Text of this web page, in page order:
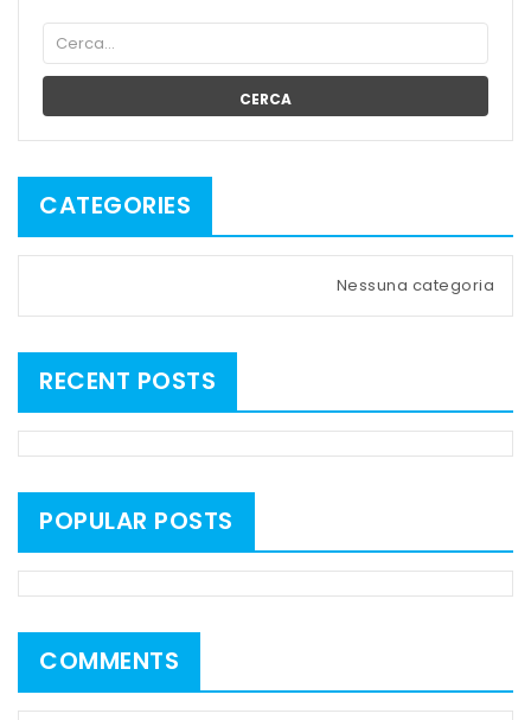
CERCA
CATEGORIES
Nessuna categoria
RECENT POSTS
POPULAR POSTS
COMMENTS